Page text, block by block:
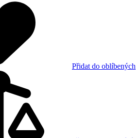
Přidat do oblíbených